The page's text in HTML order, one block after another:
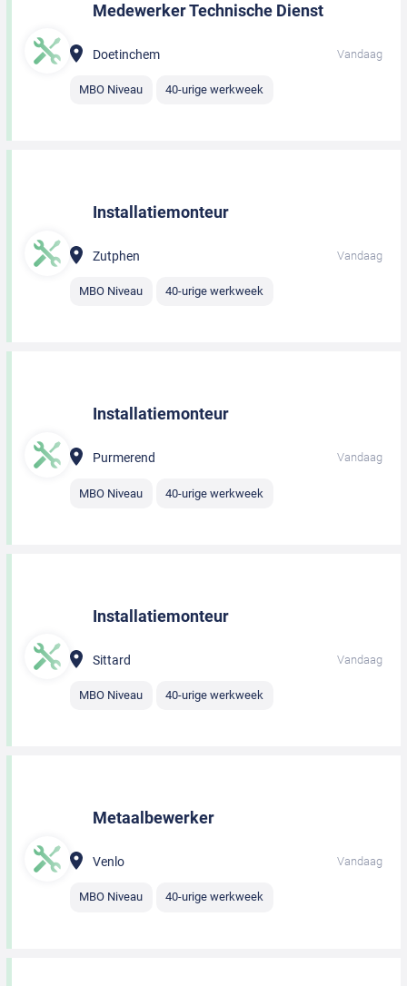
Medewerker Technische Dienst
Doetinchem Vandaag
MBO Niveau 40-urige werkweek
Installatiemonteur
Zutphen Vandaag
MBO Niveau 40-urige werkweek
Installatiemonteur
Purmerend Vandaag
MBO Niveau 40-urige werkweek
Installatiemonteur
Sittard Vandaag
MBO Niveau 40-urige werkweek
Metaalbewerker
Venlo Vandaag
MBO Niveau 40-urige werkweek